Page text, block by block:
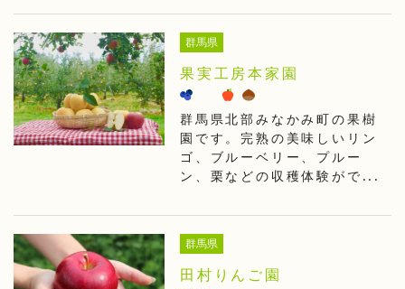
群馬県
果実工房本家園
群馬県北部みなかみ町の果樹
園です。完熟の美味しいリン
ゴ、ブルーベリー、プルー
ン、栗などの収穫体験がで...
群馬県
田村りんご園